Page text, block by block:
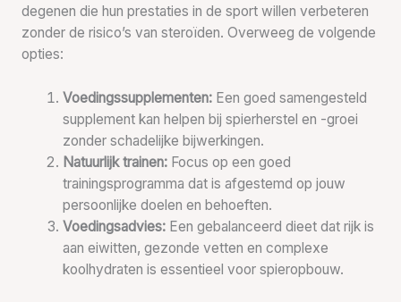
degenen die hun prestaties in de sport willen verbeteren
zonder de risico’s van steroïden. Overweeg de volgende
opties:
Voedingssupplementen: Een goed samengesteld
supplement kan helpen bij spierherstel en -groei
zonder schadelijke bijwerkingen.
Natuurlijk trainen: Focus op een goed
trainingsprogramma dat is afgestemd op jouw
persoonlijke doelen en behoeften.
Voedingsadvies: Een gebalanceerd dieet dat rijk is
aan eiwitten, gezonde vetten en complexe
koolhydraten is essentieel voor spieropbouw.